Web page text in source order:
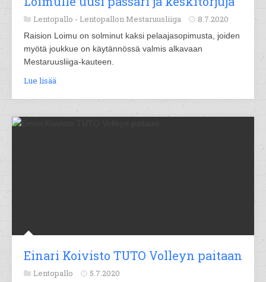
Lentopallo - Lentopallon Mestaruusliiga 8.7.2020
Raision Loimu on solminut kaksi pelaajasopimusta, joiden
myötä joukkue on käytännössä valmis alkavaan
Mestaruusliiga-kauteen.
Lue lisää
Einari Koivisto TUTO Volleyn paitaan
Lentopallo 5.7.2020